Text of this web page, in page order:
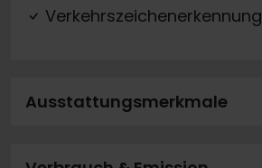
Verkehrszeichenerkennung
Ausstattungsmerkmale